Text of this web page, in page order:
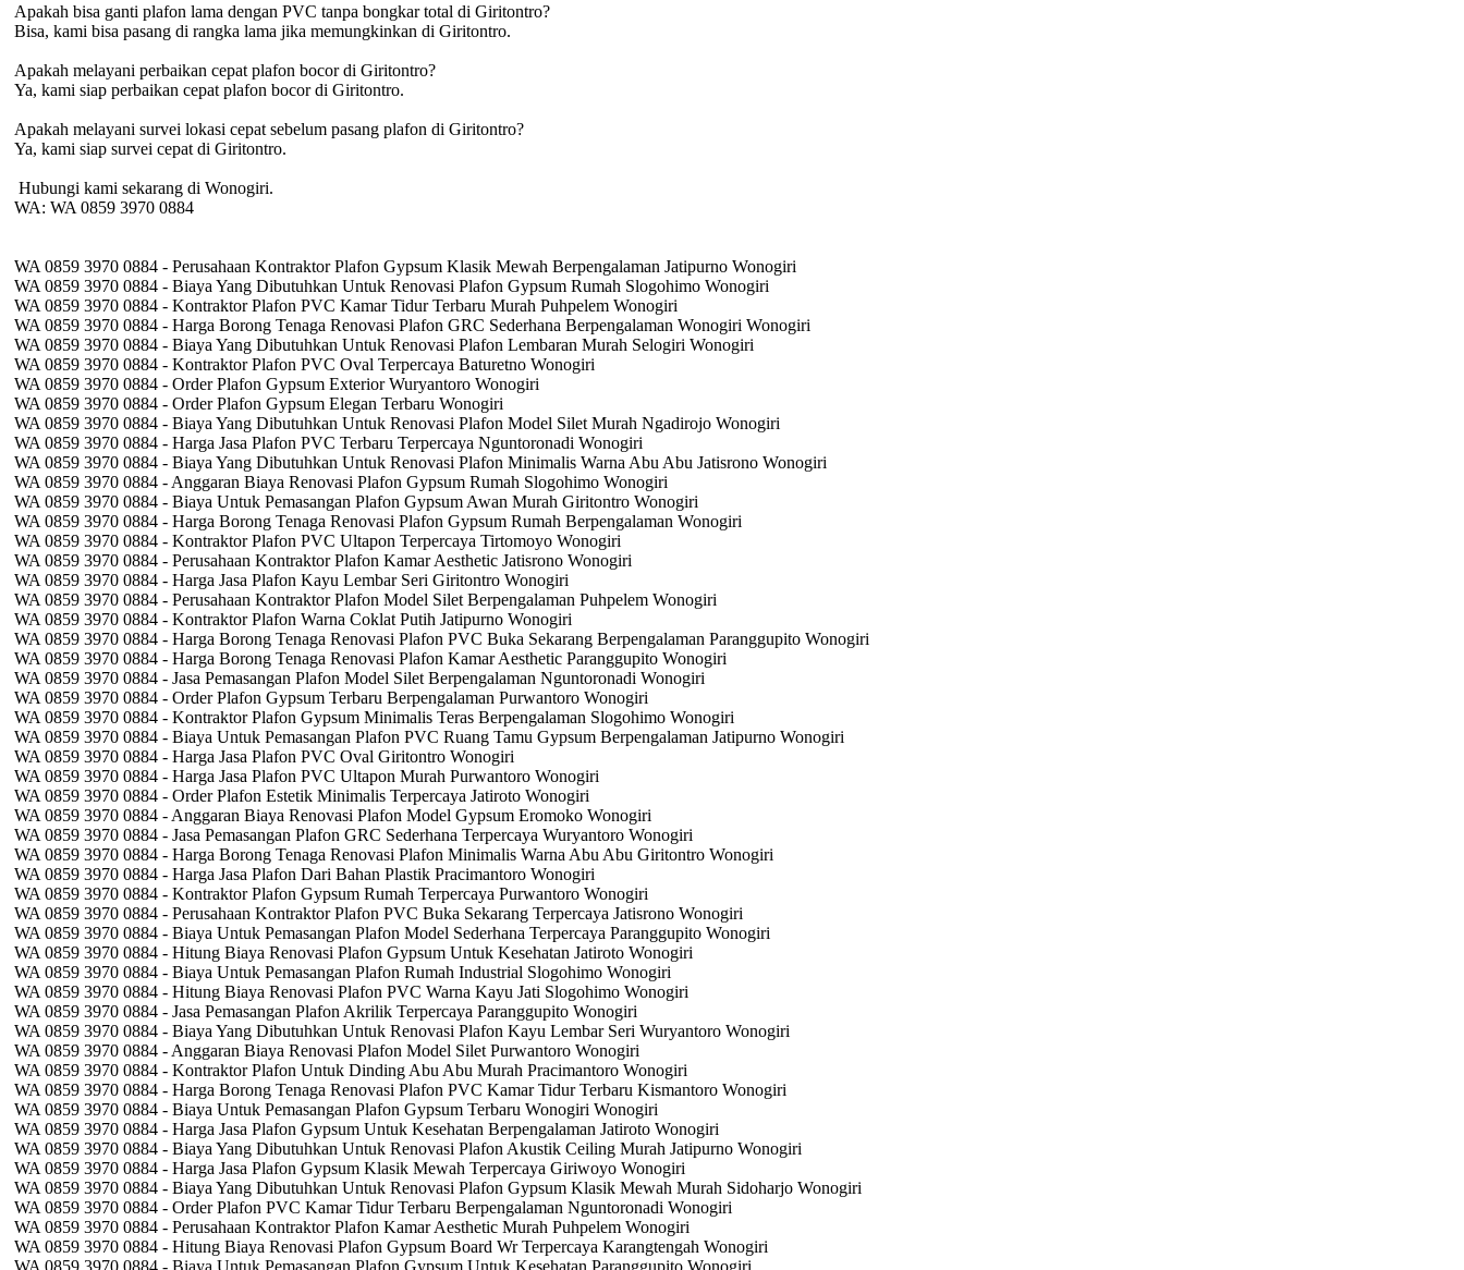
Apakah bisa ganti plafon lama dengan PVC tanpa bongkar total di Giritontro?
Bisa, kami bisa pasang di rangka lama jika memungkinkan di Giritontro.
Apakah melayani perbaikan cepat plafon bocor di Giritontro?
Ya, kami siap perbaikan cepat plafon bocor di Giritontro.
Apakah melayani survei lokasi cepat sebelum pasang plafon di Giritontro?
Ya, kami siap survei cepat di Giritontro.
️ Hubungi kami sekarang di Wonogiri.
WA: WA 0859 3970 0884
WA 0859 3970 0884 - Perusahaan Kontraktor Plafon Gypsum Klasik Mewah Berpengalaman Jatipurno Wonogiri
WA 0859 3970 0884 - Biaya Yang Dibutuhkan Untuk Renovasi Plafon Gypsum Rumah Slogohimo Wonogiri
WA 0859 3970 0884 - Kontraktor Plafon PVC Kamar Tidur Terbaru Murah Puhpelem Wonogiri
WA 0859 3970 0884 - Harga Borong Tenaga Renovasi Plafon GRC Sederhana Berpengalaman Wonogiri Wonogiri
WA 0859 3970 0884 - Biaya Yang Dibutuhkan Untuk Renovasi Plafon Lembaran Murah Selogiri Wonogiri
WA 0859 3970 0884 - Kontraktor Plafon PVC Oval Terpercaya Baturetno Wonogiri
WA 0859 3970 0884 - Order Plafon Gypsum Exterior Wuryantoro Wonogiri
WA 0859 3970 0884 - Order Plafon Gypsum Elegan Terbaru Wonogiri
WA 0859 3970 0884 - Biaya Yang Dibutuhkan Untuk Renovasi Plafon Model Silet Murah Ngadirojo Wonogiri
WA 0859 3970 0884 - Harga Jasa Plafon PVC Terbaru Terpercaya Nguntoronadi Wonogiri
WA 0859 3970 0884 - Biaya Yang Dibutuhkan Untuk Renovasi Plafon Minimalis Warna Abu Abu Jatisrono Wonogiri
WA 0859 3970 0884 - Anggaran Biaya Renovasi Plafon Gypsum Rumah Slogohimo Wonogiri
WA 0859 3970 0884 - Biaya Untuk Pemasangan Plafon Gypsum Awan Murah Giritontro Wonogiri
WA 0859 3970 0884 - Harga Borong Tenaga Renovasi Plafon Gypsum Rumah Berpengalaman Wonogiri
WA 0859 3970 0884 - Kontraktor Plafon PVC Ultapon Terpercaya Tirtomoyo Wonogiri
WA 0859 3970 0884 - Perusahaan Kontraktor Plafon Kamar Aesthetic Jatisrono Wonogiri
WA 0859 3970 0884 - Harga Jasa Plafon Kayu Lembar Seri Giritontro Wonogiri
WA 0859 3970 0884 - Perusahaan Kontraktor Plafon Model Silet Berpengalaman Puhpelem Wonogiri
WA 0859 3970 0884 - Kontraktor Plafon Warna Coklat Putih Jatipurno Wonogiri
WA 0859 3970 0884 - Harga Borong Tenaga Renovasi Plafon PVC Buka Sekarang Berpengalaman Paranggupito Wonogiri
WA 0859 3970 0884 - Harga Borong Tenaga Renovasi Plafon Kamar Aesthetic Paranggupito Wonogiri
WA 0859 3970 0884 - Jasa Pemasangan Plafon Model Silet Berpengalaman Nguntoronadi Wonogiri
WA 0859 3970 0884 - Order Plafon Gypsum Terbaru Berpengalaman Purwantoro Wonogiri
WA 0859 3970 0884 - Kontraktor Plafon Gypsum Minimalis Teras Berpengalaman Slogohimo Wonogiri
WA 0859 3970 0884 - Biaya Untuk Pemasangan Plafon PVC Ruang Tamu Gypsum Berpengalaman Jatipurno Wonogiri
WA 0859 3970 0884 - Harga Jasa Plafon PVC Oval Giritontro Wonogiri
WA 0859 3970 0884 - Harga Jasa Plafon PVC Ultapon Murah Purwantoro Wonogiri
WA 0859 3970 0884 - Order Plafon Estetik Minimalis Terpercaya Jatiroto Wonogiri
WA 0859 3970 0884 - Anggaran Biaya Renovasi Plafon Model Gypsum Eromoko Wonogiri
WA 0859 3970 0884 - Jasa Pemasangan Plafon GRC Sederhana Terpercaya Wuryantoro Wonogiri
WA 0859 3970 0884 - Harga Borong Tenaga Renovasi Plafon Minimalis Warna Abu Abu Giritontro Wonogiri
WA 0859 3970 0884 - Harga Jasa Plafon Dari Bahan Plastik Pracimantoro Wonogiri
WA 0859 3970 0884 - Kontraktor Plafon Gypsum Rumah Terpercaya Purwantoro Wonogiri
WA 0859 3970 0884 - Perusahaan Kontraktor Plafon PVC Buka Sekarang Terpercaya Jatisrono Wonogiri
WA 0859 3970 0884 - Biaya Untuk Pemasangan Plafon Model Sederhana Terpercaya Paranggupito Wonogiri
WA 0859 3970 0884 - Hitung Biaya Renovasi Plafon Gypsum Untuk Kesehatan Jatiroto Wonogiri
WA 0859 3970 0884 - Biaya Untuk Pemasangan Plafon Rumah Industrial Slogohimo Wonogiri
WA 0859 3970 0884 - Hitung Biaya Renovasi Plafon PVC Warna Kayu Jati Slogohimo Wonogiri
WA 0859 3970 0884 - Jasa Pemasangan Plafon Akrilik Terpercaya Paranggupito Wonogiri
WA 0859 3970 0884 - Biaya Yang Dibutuhkan Untuk Renovasi Plafon Kayu Lembar Seri Wuryantoro Wonogiri
WA 0859 3970 0884 - Anggaran Biaya Renovasi Plafon Model Silet Purwantoro Wonogiri
WA 0859 3970 0884 - Kontraktor Plafon Untuk Dinding Abu Abu Murah Pracimantoro Wonogiri
WA 0859 3970 0884 - Harga Borong Tenaga Renovasi Plafon PVC Kamar Tidur Terbaru Kismantoro Wonogiri
WA 0859 3970 0884 - Biaya Untuk Pemasangan Plafon Gypsum Terbaru Wonogiri Wonogiri
WA 0859 3970 0884 - Harga Jasa Plafon Gypsum Untuk Kesehatan Berpengalaman Jatiroto Wonogiri
WA 0859 3970 0884 - Biaya Yang Dibutuhkan Untuk Renovasi Plafon Akustik Ceiling Murah Jatipurno Wonogiri
WA 0859 3970 0884 - Harga Jasa Plafon Gypsum Klasik Mewah Terpercaya Giriwoyo Wonogiri
WA 0859 3970 0884 - Biaya Yang Dibutuhkan Untuk Renovasi Plafon Gypsum Klasik Mewah Murah Sidoharjo Wonogiri
WA 0859 3970 0884 - Order Plafon PVC Kamar Tidur Terbaru Berpengalaman Nguntoronadi Wonogiri
WA 0859 3970 0884 - Perusahaan Kontraktor Plafon Kamar Aesthetic Murah Puhpelem Wonogiri
WA 0859 3970 0884 - Hitung Biaya Renovasi Plafon Gypsum Board Wr Terpercaya Karangtengah Wonogiri
WA 0859 3970 0884 - Biaya Untuk Pemasangan Plafon Gypsum Untuk Kesehatan Paranggupito Wonogiri